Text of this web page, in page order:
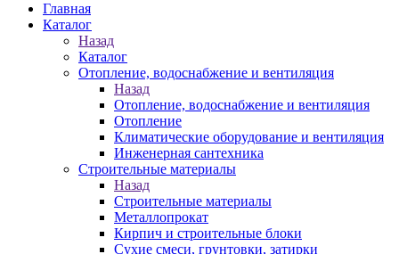
Главная
Каталог
Назад
Каталог
Отопление, водоснабжение и вентиляция
Назад
Отопление, водоснабжение и вентиляция
Отопление
Климатические оборудование и вентиляция
Инженерная сантехника
Строительные материалы
Назад
Строительные материалы
Металлопрокат
Кирпич и строительные блоки
Сухие смеси, грунтовки, затирки